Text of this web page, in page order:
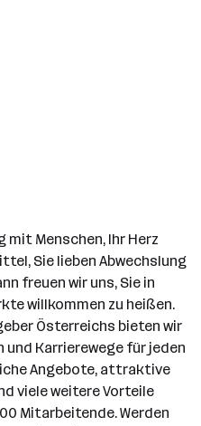
mit Menschen, Ihr Herz
Sie lieben Abwechslung
freuen wir uns, Sie in
willkommen zu heißen.
Österreichs bieten wir
Karrierewege für jeden
Angebote, attraktive
viele weitere Vorteile
Mitarbeitende. Werden